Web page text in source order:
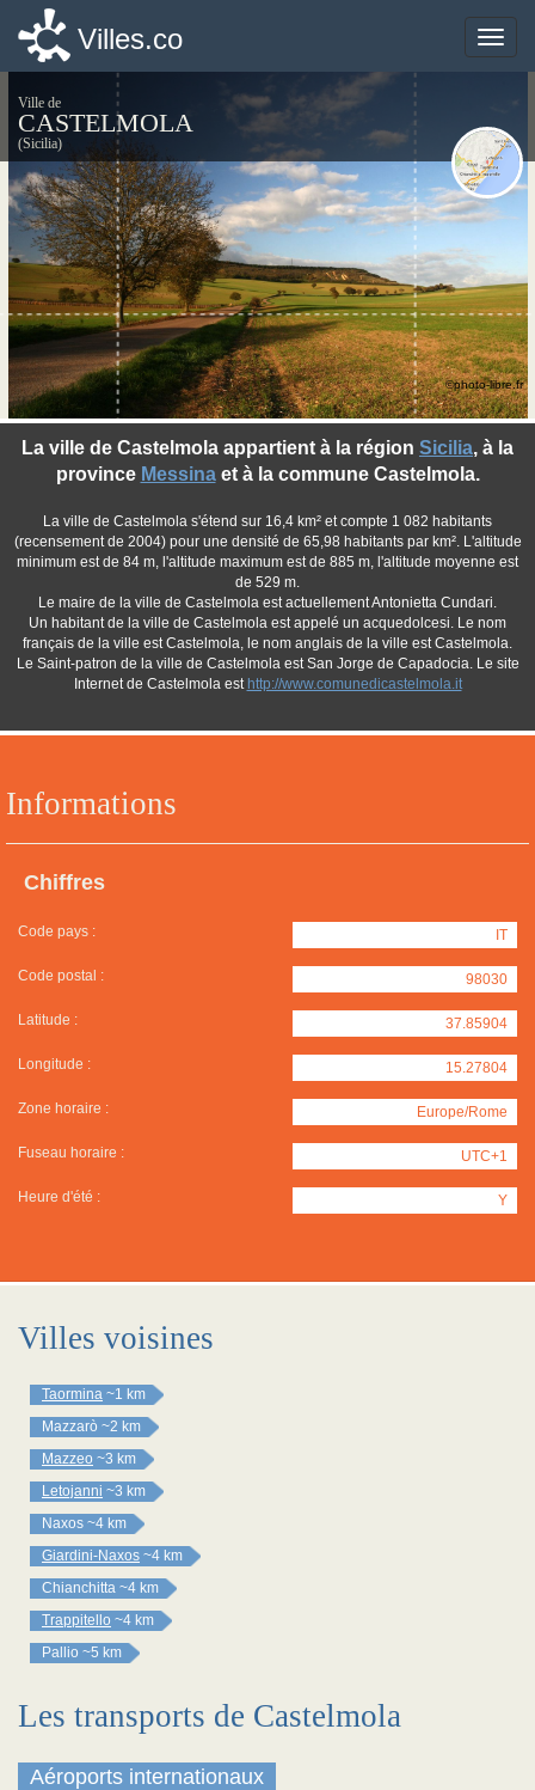
Toggle
Villes.co
Ville de
CASTELMOLA
(Sicilia)
Informations
Chiffres
Code pays : IT
Code postal : 98030
Latitude : 37.85904
Longitude : 15.27804
Zone horaire : Europe/Rome
Fuseau horaire : UTC+1
Heure d'été : Y
La ville de Castelmola appartient à la région Sicilia, à la
province Messinaet à la commune Castelmola.
La ville de Castelmola s'étend sur 16,4 km² et compte 1 082 habitants
(recensement de 2004) pour une densité de 65,98 habitants par km². L'altitude
minimum est de 84 m, l'altitude maximum est de 885 m, l'altitude moyenne est
de 529 m.
Le maire de la ville de Castelmola est actuellement Antonietta Cundari.
Un habitant de la ville de Castelmola est appelé un acquedolcesi. Le nom
français de la ville est Castelmola, le nom anglais de la ville est Castelmola.
Le Saint-patron de la ville de Castelmola est San Jorge de Capadocia. Le site
Internet de Castelmola est http://www.comunedicastelmola.it
©photo-libre.fr
Villes voisines
Taormina ~1 km
Mazzarò ~2 km
Mazzeo ~3 km
Letojanni ~3 km
Naxos ~4 km
Giardini-Naxos ~4 km
Chianchitta ~4 km
Trappitello ~4 km
Pallio ~5 km
Les transports de Castelmola
Aéroports internationaux
Toggle
Villes.co